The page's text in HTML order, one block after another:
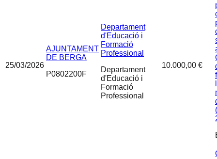
25/03/2026
AJUNTAMENT
DE BERGA
P0802200F
Departament
d'Educació i
Formació
Professional
Departament
d'Educació i
Formació
Professional
10.000,00 €